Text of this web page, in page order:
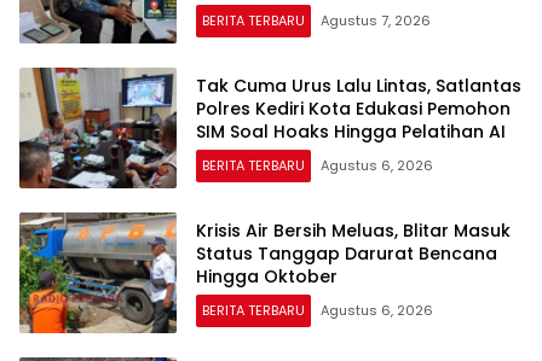
BERITA TERBARU Agustus 7, 2026
Tak Cuma Urus Lalu Lintas, Satlantas
Polres Kediri Kota Edukasi Pemohon
SIM Soal Hoaks Hingga Pelatihan AI
BERITA TERBARU Agustus 6, 2026
Krisis Air Bersih Meluas, Blitar Masuk
Status Tanggap Darurat Bencana
Hingga Oktober
BERITA TERBARU Agustus 6, 2026